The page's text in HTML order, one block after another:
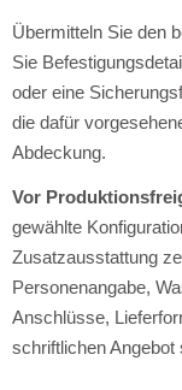
Übermitteln Sie den
Sie
oder eine
die dafür
Abdeckung.
Vor
gewählte
Zusatzausstattung
Personenangabe,
Anschlüsse,
schriftlichen Angebot